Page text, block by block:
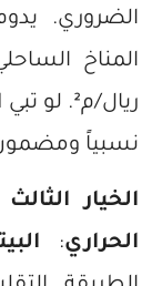
ريال/م². لو تبي
نسبياً
الخيار
الحراري: